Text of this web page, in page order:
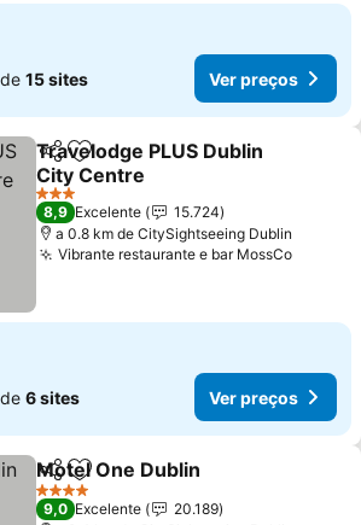
15 sites Ver preços
PartilharAdicionar aos favoritos
Travelodge PLUS Dublin
City Centre
3 Estrelas
8,9 Excelente
15.724
a 0.8 km de CitySightseeing Dublin
Vibrante restaurante e bar MossCo
6 sites Ver preços
PartilharAdicionar aos favoritos
Motel One Dublin
4 Estrelas
9,0 Excelente
20.189